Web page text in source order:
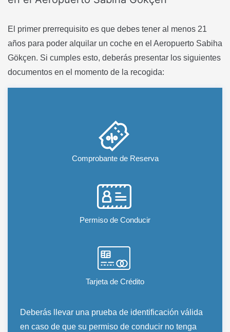
El primer prerrequisito es que debes tener al menos 21
años para poder alquilar un coche en el Aeropuerto Sabiha
Gökçen. Si cumples esto, deberás presentar los siguientes
documentos en el momento de la recogida:
Comprobante de Reserva
Permiso de Conducir
Tarjeta de Crédito
Deberás llevar una prueba de identificación válida
en caso de que su permiso de conducir no tenga